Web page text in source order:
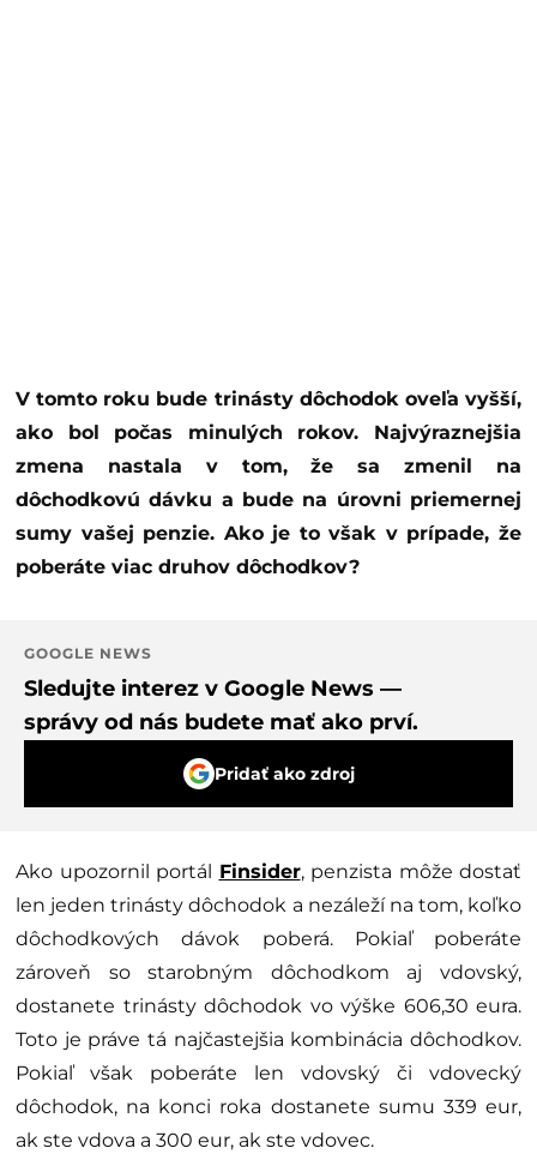
V tomto roku bude trinásty dôchodok oveľa vyšší,
ako bol počas minulých rokov. Najvýraznejšia
zmena nastala v tom, že sa zmenil na
dôchodkovú dávku a bude na úrovni priemernej
sumy vašej penzie. Ako je to však v prípade, že
poberáte viac druhov dôchodkov?
GOOGLE NEWS
Sledujte interez v Google News —
správy od nás budete mať ako prví.
Pridať ako zdroj
Ako upozornil portál Finsider, penzista môže dostať
len jeden trinásty dôchodok a nezáleží na tom, koľko
dôchodkových dávok poberá. Pokiaľ poberáte
zároveň so starobným dôchodkom aj vdovský,
dostanete trinásty dôchodok vo výške 606,30 eura.
Toto je práve tá najčastejšia kombinácia dôchodkov.
Pokiaľ však poberáte len vdovský či vdovecký
dôchodok, na konci roka dostanete sumu 339 eur,
ak ste vdova a 300 eur, ak ste vdovec.